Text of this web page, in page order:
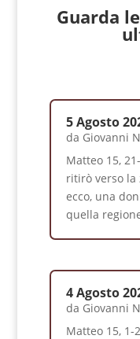
Guarda
5 Agosto
da Giovanni
Matteo 15,
ritirò verso la
ecco, una
quella
4 Agosto
da Giovanni
Matteo 15,